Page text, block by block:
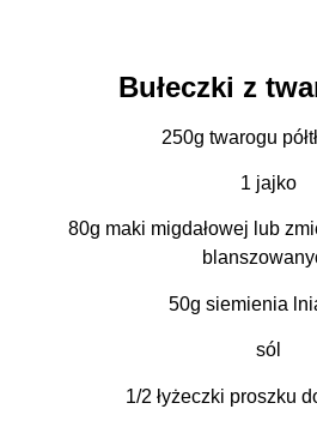
Bułeczki z
250g twarogu
1 jajko
80g maki migdałowej lub
50g siemienia
sól
1/2 łyżeczki proszku